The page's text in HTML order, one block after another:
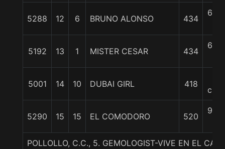
5288 12 6 BRUNO ALONSO 434
6 3/
5192 13 1 MISTER CESAR 434
6 3/
5001 14 10 DUBAI GIRL 418
5290 15 15 EL COMODORO 520
9 3/
POLLOLLO, C.C., 5. GEMOLOGIST-VIVE EN EL